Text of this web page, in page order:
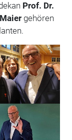
Prof. Dr.
gehören